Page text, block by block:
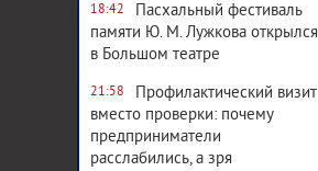
18:42
Пасхальный фестиваль
памяти Ю. М. Лужкова открылся
в Большом театре
21:58
Профилактический визит
вместо проверки: почему
предприниматели
расслабились, а зря